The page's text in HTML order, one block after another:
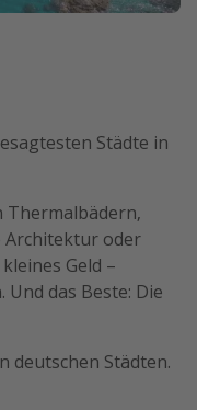
Städte in
Thermalbädern,
Architektur oder
Geld –
das Beste: Die
deutschen Städten.